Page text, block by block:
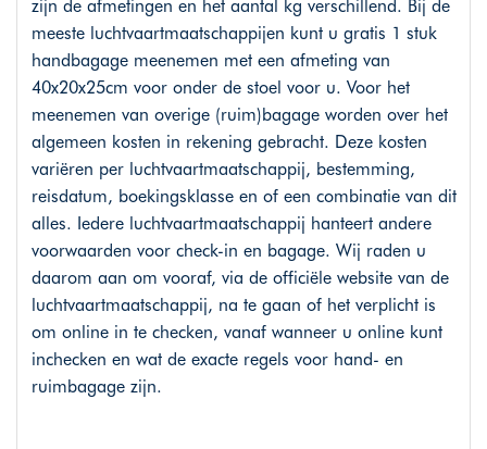
zijn de afmetingen en het aantal kg verschillend. Bij de
meeste luchtvaartmaatschappijen kunt u gratis 1 stuk
handbagage meenemen met een afmeting van
40x20x25cm voor onder de stoel voor u. Voor het
meenemen van overige (ruim)bagage worden over het
algemeen kosten in rekening gebracht. Deze kosten
variëren per luchtvaartmaatschappij, bestemming,
reisdatum, boekingsklasse en of een combinatie van dit
alles. Iedere luchtvaartmaatschappij hanteert andere
voorwaarden voor check-in en bagage. Wij raden u
daarom aan om vooraf, via de officiële website van de
luchtvaartmaatschappij, na te gaan of het verplicht is
om online in te checken, vanaf wanneer u online kunt
inchecken en wat de exacte regels voor hand- en
ruimbagage zijn.